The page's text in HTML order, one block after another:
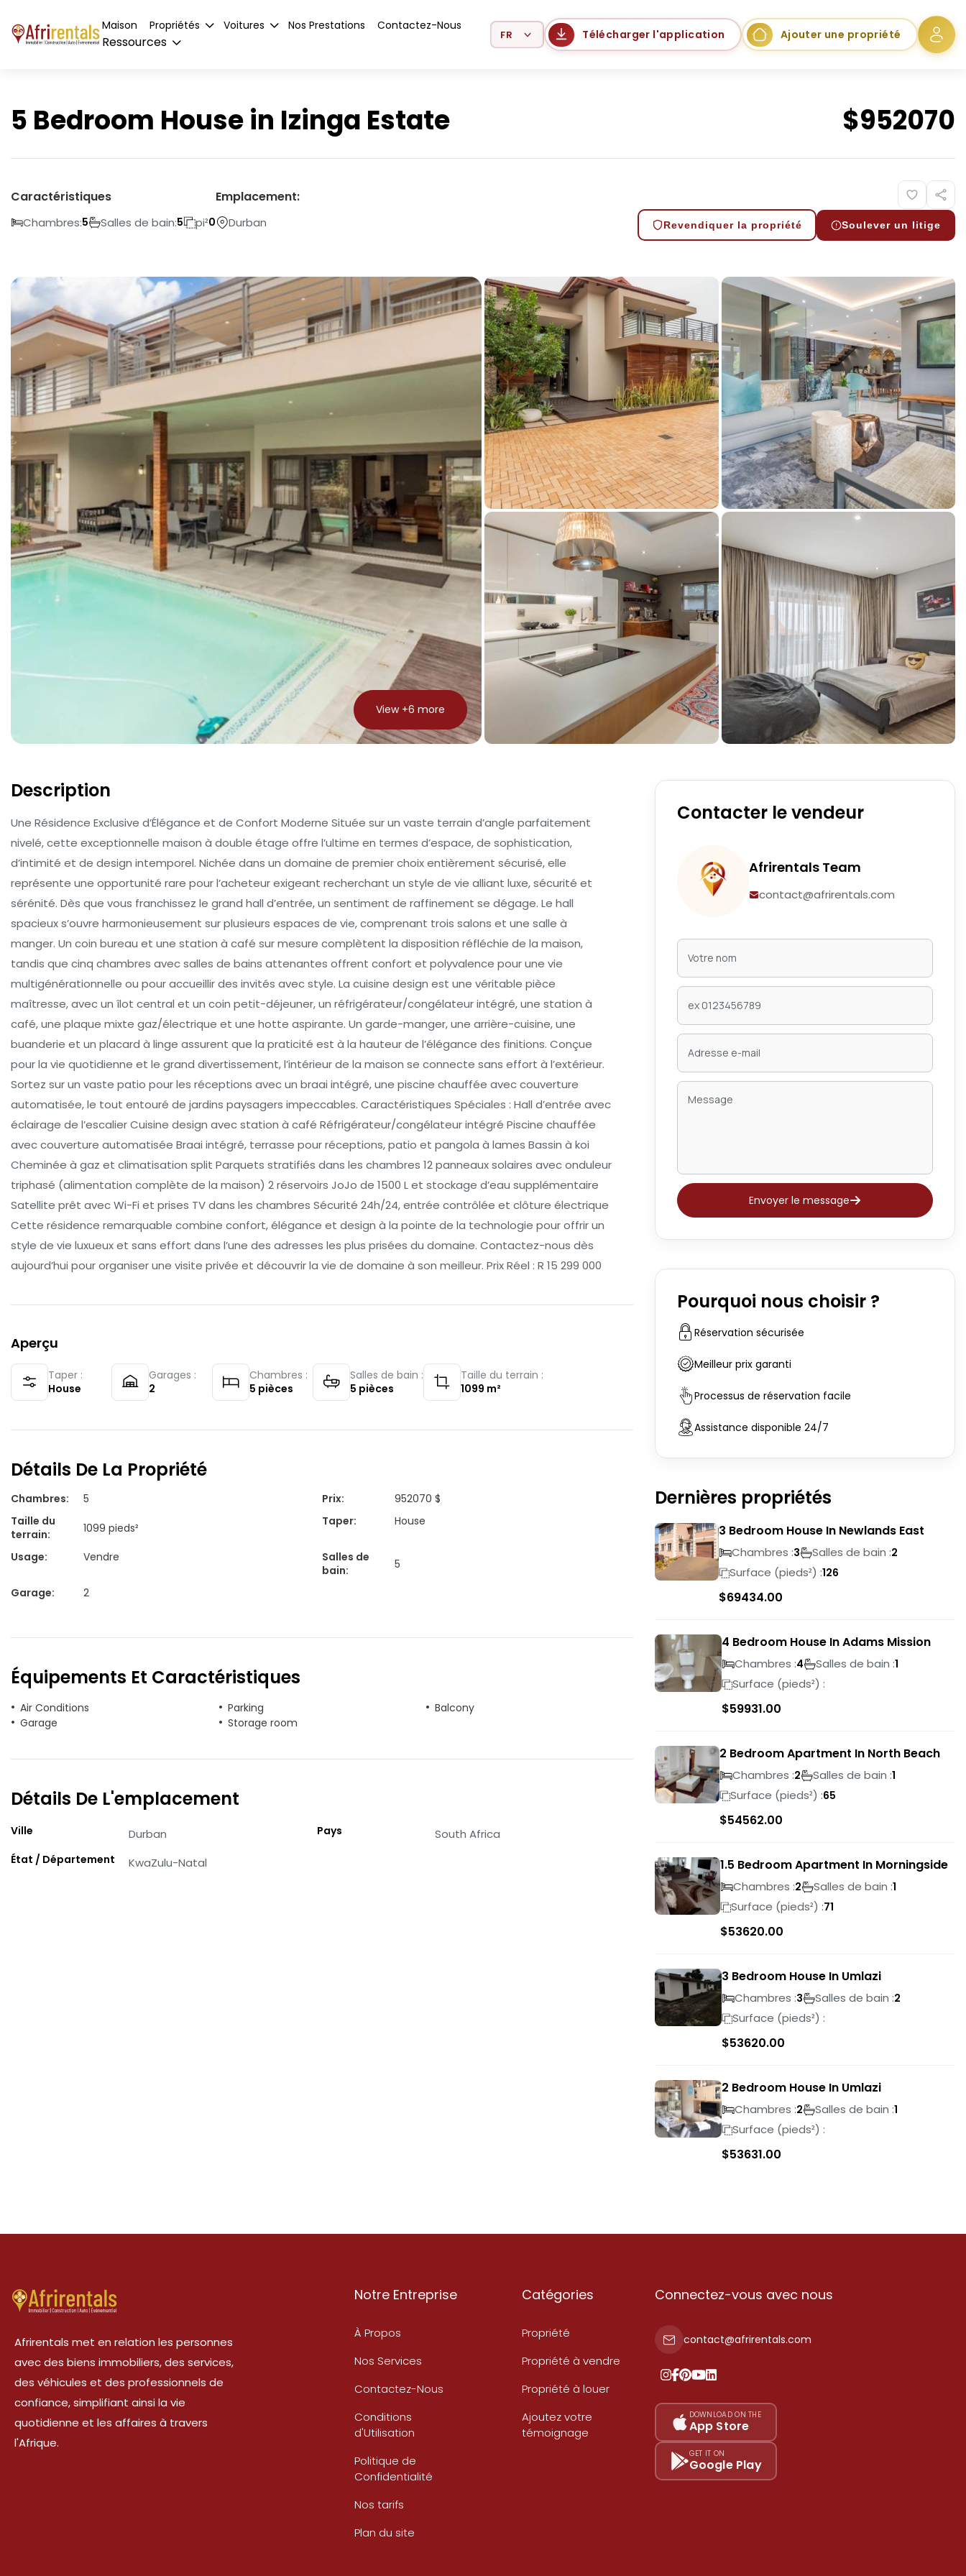
Maison Propriétés Voitures Nos Prestations Contactez-Nous
Ressources
Select Language Télécharger l'application Ajouter une propriété
5 Bedroom House in Izinga Estate $952070
Caractéristiques
Chambres:5 Salles de bain:5 pi²0
Emplacement:
Durban Revendiquer la propriété Soulever un litige
View +6 more
Description
Une Résidence Exclusive d’Élégance et de Confort Moderne Située sur un vaste terrain d’angle parfaitement
nivelé, cette exceptionnelle maison à double étage offre l’ultime en termes d’espace, de sophistication,
d’intimité et de design intemporel. Nichée dans un domaine de premier choix entièrement sécurisé, elle
représente une opportunité rare pour l’acheteur exigeant recherchant un style de vie alliant luxe, sécurité et
sérénité. Dès que vous franchissez le grand hall d’entrée, un sentiment de raffinement se dégage. Le hall
spacieux s’ouvre harmonieusement sur plusieurs espaces de vie, comprenant trois salons et une salle à
manger. Un coin bureau et une station à café sur mesure complètent la disposition réfléchie de la maison,
tandis que cinq chambres avec salles de bains attenantes offrent confort et polyvalence pour une vie
multigénérationnelle ou pour accueillir des invités avec style. La cuisine design est une véritable pièce
maîtresse, avec un îlot central et un coin petit-déjeuner, un réfrigérateur/congélateur intégré, une station à
café, une plaque mixte gaz/électrique et une hotte aspirante. Un garde-manger, une arrière-cuisine, une
buanderie et un placard à linge assurent que la praticité est à la hauteur de l’élégance des finitions. Conçue
pour la vie quotidienne et le grand divertissement, l’intérieur de la maison se connecte sans effort à l’extérieur.
Sortez sur un vaste patio pour les réceptions avec un braai intégré, une piscine chauffée avec couverture
automatisée, le tout entouré de jardins paysagers impeccables. Caractéristiques Spéciales : Hall d’entrée avec
éclairage de l’escalier Cuisine design avec station à café Réfrigérateur/congélateur intégré Piscine chauffée
avec couverture automatisée Braai intégré, terrasse pour réceptions, patio et pangola à lames Bassin à koi
Cheminée à gaz et climatisation split Parquets stratifiés dans les chambres 12 panneaux solaires avec onduleur
triphasé (alimentation complète de la maison) 2 réservoirs JoJo de 1500 L et stockage d’eau supplémentaire
Satellite prêt avec Wi-Fi et prises TV dans les chambres Sécurité 24h/24, entrée contrôlée et clôture électrique
Cette résidence remarquable combine confort, élégance et design à la pointe de la technologie pour offrir un
style de vie luxueux et sans effort dans l’une des adresses les plus prisées du domaine. Contactez-nous dès
aujourd’hui pour organiser une visite privée et découvrir la vie de domaine à son meilleur. Prix Réel : R 15 299 000
Aperçu
Taper :
House
Garages :
2
Chambres :
5 pièces
Salles de bain :
5 pièces
Taille du terrain :
1099 m²
Détails De La Propriété
Chambres: 5 Prix:
952070 $
Taille du
terrain: 1099 pieds² Taper: House
Usage: Vendre
Salles de
bain: 5
Garage: 2
Équipements Et Caractéristiques
Air Conditions Parking
Balcony
Garage
Storage room
Détails De L'emplacement
Ville Durban
État / Département KwaZulu-Natal
Pays South Africa
Contacter le vendeur
Afrirentals Team
contact@afrirentals.com
Envoyer le message
Pourquoi nous choisir ?
Réservation sécurisée
Meilleur prix garanti
Processus de réservation facile
Assistance disponible 24/7
Dernières propriétés
3 Bedroom House In Newlands East
Chambres :3 Salles de bain :2
Surface (pieds²) :126
$69434.00
4 Bedroom House In Adams Mission
Chambres :4 Salles de bain :1
Surface (pieds²) :
$59931.00
2 Bedroom Apartment In North Beach
Chambres :2 Salles de bain :1
Surface (pieds²) :65
$54562.00
1.5 Bedroom Apartment In Morningside
Chambres :2 Salles de bain :1
Surface (pieds²) :71
$53620.00
3 Bedroom House In Umlazi
Chambres :3 Salles de bain :2
Surface (pieds²) :
$53620.00
2 Bedroom House In Umlazi
Chambres :2 Salles de bain :1
Surface (pieds²) :
$53631.00
Afrirentals met en relation les personnes
avec des biens immobiliers, des services,
des véhicules et des professionnels de
confiance, simplifiant ainsi la vie
quotidienne et les affaires à travers
l'Afrique.
Notre Entreprise
À Propos
Nos Services
Contactez-Nous
Conditions
d'Utilisation
Politique de
Confidentialité
Nos tarifs
Plan du site
Catégories
Propriété
Propriété à vendre
Propriété à louer
Ajoutez votre
témoignage
Connectez-vous avec nous
contact@afrirentals.com
DOWNLOAD ON THE
App Store
GET IT ON
Google Play